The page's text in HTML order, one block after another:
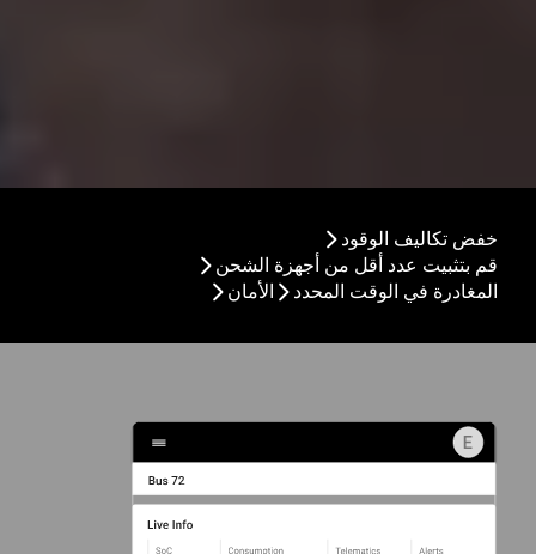
خفض تكاليف الوقود
قم بتثبيت عدد أقل من أجهزة الشحن
المغادرة في الوقت المحدد
الأمان